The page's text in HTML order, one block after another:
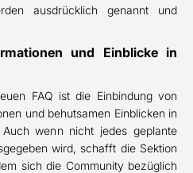
ausdrücklich genannt und
und Einblicke in
FAQ ist die Einbindung von
und behutsamen Einblicken in
Auch wenn nicht jedes geplante
wird, schafft die Sektion
sich die Community bezüglich